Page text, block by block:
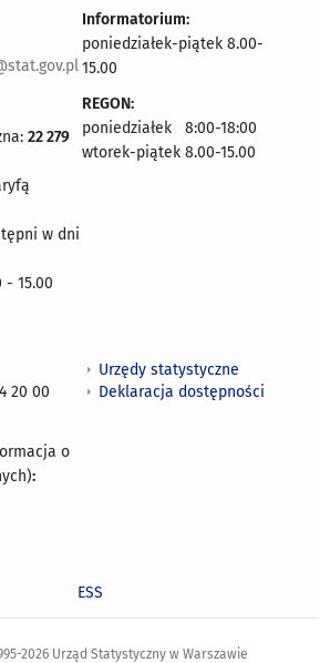
22 279
w dni
- 15.00
Informatorium:
poniedziałek-piątek 8.00-
15.00
REGON:
poniedziałek 8:00-18:00
wtorek-piątek 8.00-15.00
20 00
o
:
Urzędy statystyczne
Deklaracja dostępności
ESS
2026 Urząd Statystyczny w Warszawie